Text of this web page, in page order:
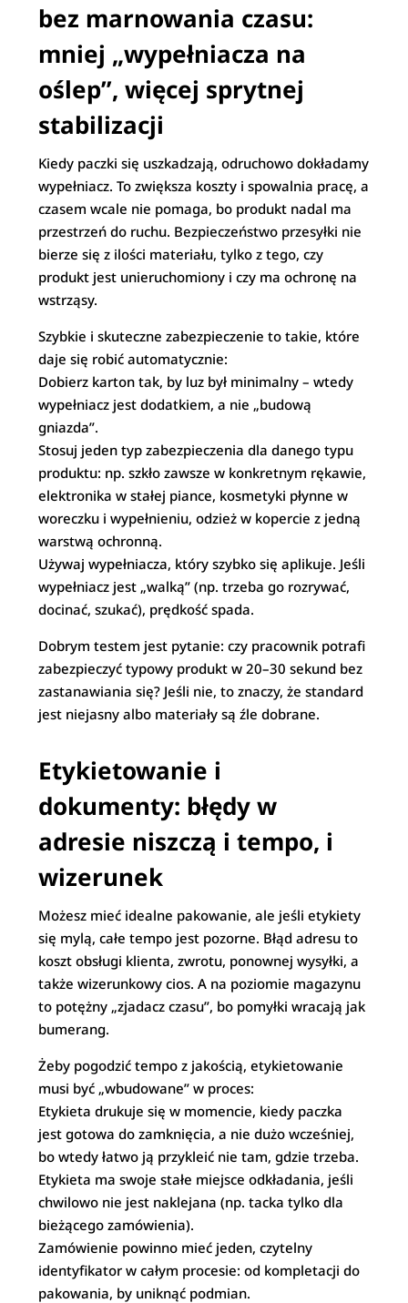
bez marnowania czasu:
mniej „wypełniacza na
oślep”, więcej sprytnej
stabilizacji
Kiedy paczki się uszkadzają, odruchowo dokładamy
wypełniacz. To zwiększa koszty i spowalnia pracę, a
czasem wcale nie pomaga, bo produkt nadal ma
przestrzeń do ruchu. Bezpieczeństwo przesyłki nie
bierze się z ilości materiału, tylko z tego, czy
produkt jest unieruchomiony i czy ma ochronę na
wstrząsy.
Szybkie i skuteczne zabezpieczenie to takie, które
daje się robić automatycznie:
Dobierz karton tak, by luz był minimalny – wtedy
wypełniacz jest dodatkiem, a nie „budową
gniazda”.
Stosuj jeden typ zabezpieczenia dla danego typu
produktu: np. szkło zawsze w konkretnym rękawie,
elektronika w stałej piance, kosmetyki płynne w
woreczku i wypełnieniu, odzież w kopercie z jedną
warstwą ochronną.
Używaj wypełniacza, który szybko się aplikuje. Jeśli
wypełniacz jest „walką” (np. trzeba go rozrywać,
docinać, szukać), prędkość spada.
Dobrym testem jest pytanie: czy pracownik potrafi
zabezpieczyć typowy produkt w 20–30 sekund bez
zastanawiania się? Jeśli nie, to znaczy, że standard
jest niejasny albo materiały są źle dobrane.
Etykietowanie i
dokumenty: błędy w
adresie niszczą i tempo, i
wizerunek
Możesz mieć idealne pakowanie, ale jeśli etykiety
się mylą, całe tempo jest pozorne. Błąd adresu to
koszt obsługi klienta, zwrotu, ponownej wysyłki, a
także wizerunkowy cios. A na poziomie magazynu
to potężny „zjadacz czasu”, bo pomyłki wracają jak
bumerang.
Żeby pogodzić tempo z jakością, etykietowanie
musi być „wbudowane” w proces:
Etykieta drukuje się w momencie, kiedy paczka
jest gotowa do zamknięcia, a nie dużo wcześniej,
bo wtedy łatwo ją przykleić nie tam, gdzie trzeba.
Etykieta ma swoje stałe miejsce odkładania, jeśli
chwilowo nie jest naklejana (np. tacka tylko dla
bieżącego zamówienia).
Zamówienie powinno mieć jeden, czytelny
identyfikator w całym procesie: od kompletacji do
pakowania, by uniknąć podmian.